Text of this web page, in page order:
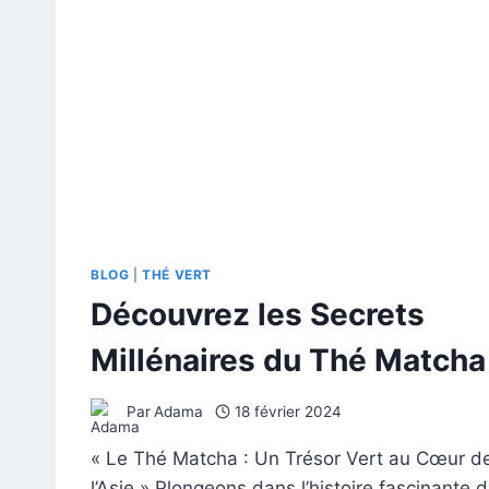
BLOG |THÉ VERT
Découvrez les Secrets
Millénaires du Thé Matcha
ParAdama 18 février 2024
« Le Thé Matcha : Un Trésor Vert au Cœur